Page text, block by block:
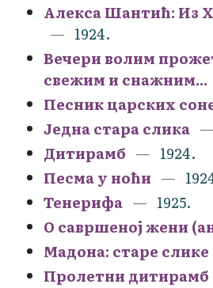
Алекса Шантић: Из
1924.
Вечери волим
свежим и снажним...
Песник царских
Једна стара слика
Дитирамб
1924.
Песма у ноћи
Тенерифа
1925.
О савршеној жени
Мадона: старе слике
Пролетни дитирамб